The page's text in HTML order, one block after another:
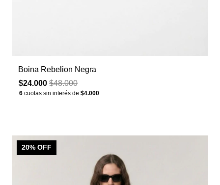
Boina Rebelion Negra
$24.000 $48.000
6 cuotas sin interés de $4.000
20% OFF